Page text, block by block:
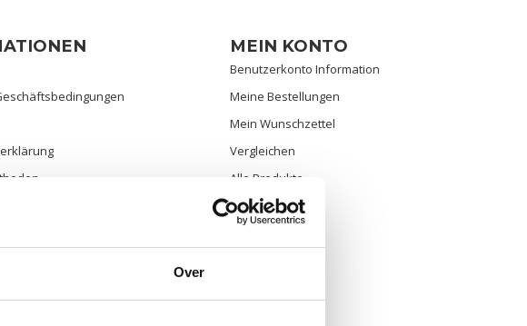
Over
MEIN KONTO
Benutzerkonto Information
Meine Bestellungen
Mein Wunschzettel
Vergleichen
Alle Produkte